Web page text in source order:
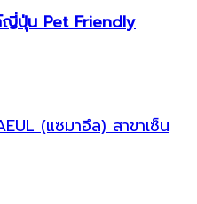
ญี่ปุ่น Pet Friendly